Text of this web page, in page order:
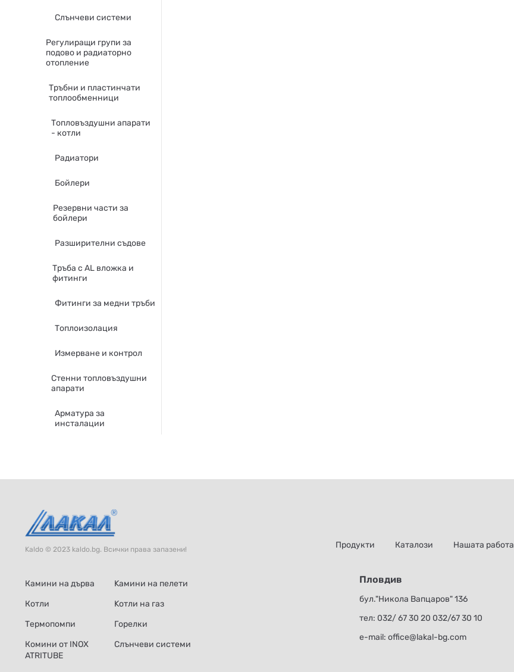
Слънчеви системи
Регулиращи групи за
подово и радиаторно
отопление
Тръбни и пластинчати
топлообменници
Топловъздушни апарати
- котли
Радиатори
Бойлери
Резервни части за
бойлери
Разширителни съдове
Тръба с AL вложка и
фитинги
Фитинги за медни тръби
Топлоизолация
Измерване и контрол
Стенни топловъздушни
апарати
Арматура за
инсталации
Kaldo © 2023 kaldo.bg. Всички права запазени!
Камини на дърва
Kамини на пелети
Котли
Kотли на газ
Термопомпи
Горелки
Комини от INOX
ATRITUBE
Слънчеви системи
Продукти Каталози Нашата работа
Пловдив
бул."Никола Вапцаров" 136
тел: 032/ 67 30 20 032/67 30 10
е-mail: office@lakal-bg.com